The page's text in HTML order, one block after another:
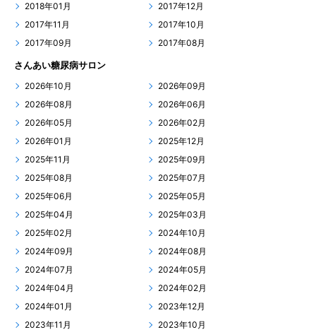
2018年01月
2017年12月
2017年11月
2017年10月
2017年09月
2017年08月
さんあい糖尿病サロン
2026年10月
2026年09月
2026年08月
2026年06月
2026年05月
2026年02月
2026年01月
2025年12月
2025年11月
2025年09月
2025年08月
2025年07月
2025年06月
2025年05月
2025年04月
2025年03月
2025年02月
2024年10月
2024年09月
2024年08月
2024年07月
2024年05月
2024年04月
2024年02月
2024年01月
2023年12月
2023年11月
2023年10月